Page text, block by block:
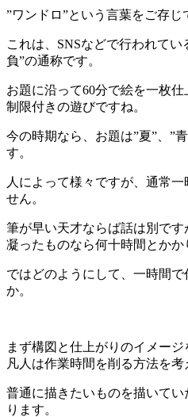
”ワンドロ”という言葉をご存じ
これは、SNSなどで行われてい
負”の通称です。
お題に沿って60分で絵を一枚
制限付きの遊びですね。
今の時期なら、お題は”夏”、”
す。
人によって様々ですが、通常
せん。
筆が早い天才ならば話は別です
凝ったものなら何十時間とかか
ではどのようにして、一時間
か。
まず構図と仕上がりのイメー
凡人は作業時間を削る方法を考
普通に描きたいものを描いて
ります。